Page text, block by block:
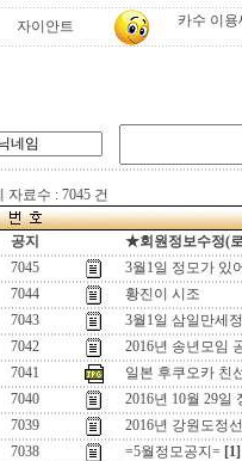
자이안트 카수 이
자료수 : 7045 건
공지
★회원정보수정(
7045
3월1일 정모가 있
7044
황진이 시조
7043
3월1일 삼일만세
7042
2016년 송년모임
7041
일본 후쿠오카 친
7040
2016년 10월 29일
7039
2016년 강원도정
7038
=5월정모공지= [1]